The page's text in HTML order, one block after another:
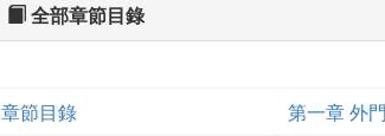
全部章節目錄
章節目錄
第一章 外